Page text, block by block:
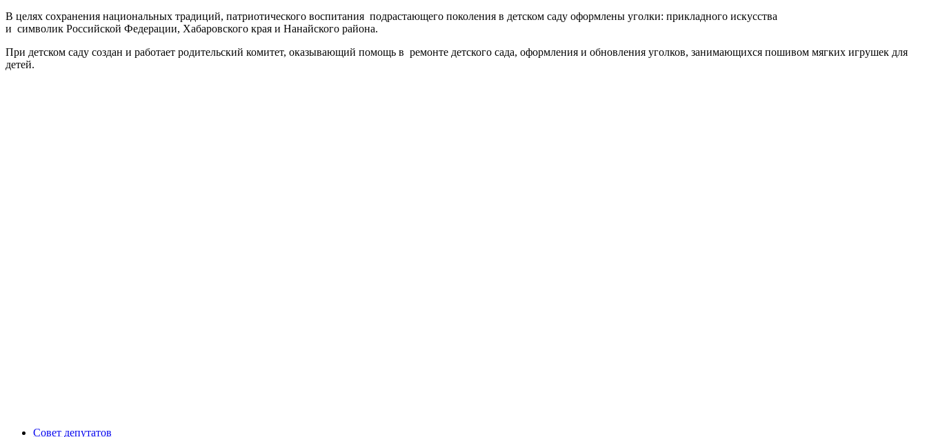
В целях сохранения национальных традиций, патриотического воспитания подрастающего поколения в детском саду оформлены уголки: прикладного искусства
и символик Российской Федерации, Хабаровского края и Нанайского района.
При детском саду создан и работает родительский комитет, оказывающий помощь в ремонте детского сада, оформления и обновления уголков, занимающихся пошивом мягких игрушек для
детей.
Совет депутатов